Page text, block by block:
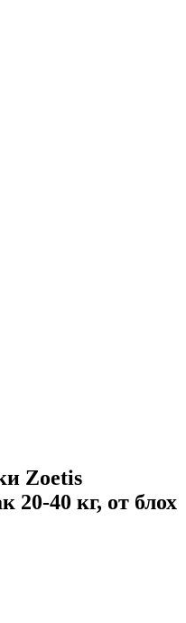
Zoetis
20-40 кг, от блох